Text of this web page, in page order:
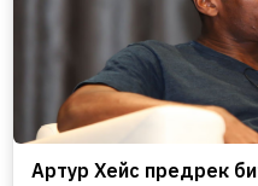
Артур Хейс предрек